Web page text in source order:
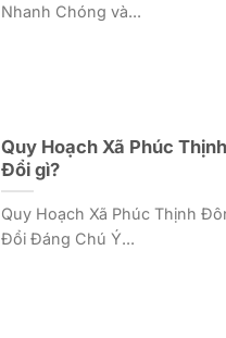
Nhanh Chóng và...
Quy Hoạch Xã Phúc
Đổi gì?
Quy Hoạch Xã Phúc Thịnh
Đổi Đáng Chú Ý...